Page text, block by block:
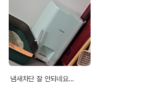
냄새차단 잘 안되네요...